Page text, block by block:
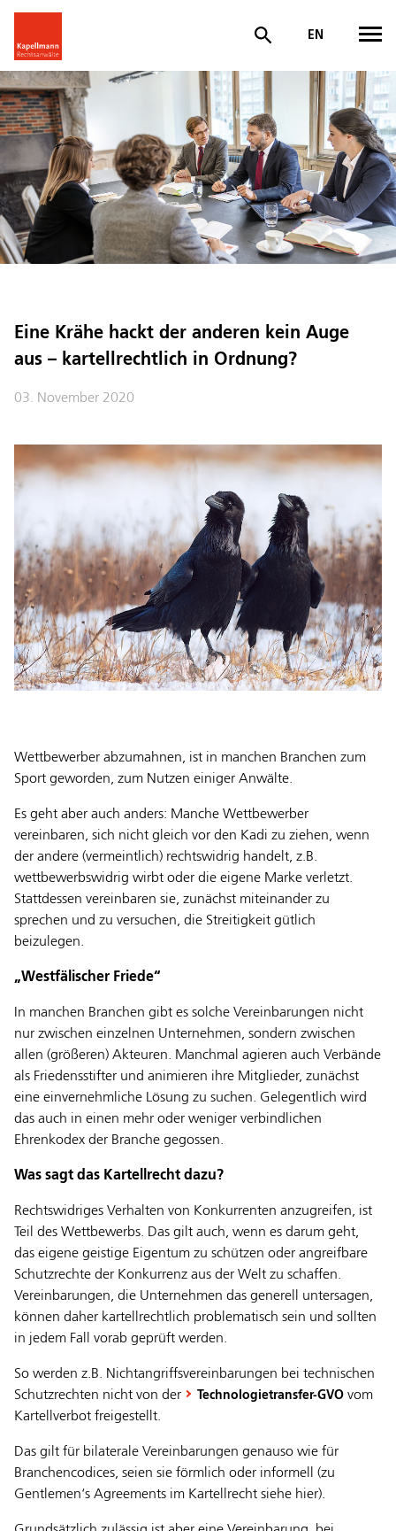
EN
Eine Krähe hackt der anderen kein Auge
aus – kartellrechtlich in Ordnung?
03. November 2020
Wettbewerber abzumahnen, ist in manchen Branchen zum
Sport geworden, zum Nutzen einiger Anwälte.
Es geht aber auch anders: Manche Wettbewerber
vereinbaren, sich nicht gleich vor den Kadi zu ziehen, wenn
der andere (vermeintlich) rechtswidrig handelt, z.B.
wettbewerbswidrig wirbt oder die eigene Marke verletzt.
Stattdessen vereinbaren sie, zunächst miteinander zu
sprechen und zu versuchen, die Streitigkeit gütlich
beizulegen.
„Westfälischer Friede“
In manchen Branchen gibt es solche Vereinbarungen nicht
nur zwischen einzelnen Unternehmen, sondern zwischen
allen (größeren) Akteuren. Manchmal agieren auch Verbände
als Friedensstifter und animieren ihre Mitglieder, zunächst
eine einvernehmliche Lösung zu suchen. Gelegentlich wird
das auch in einen mehr oder weniger verbindlichen
Ehrenkodex der Branche gegossen.
Was sagt das Kartellrecht dazu?
Rechtswidriges Verhalten von Konkurrenten anzugreifen, ist
Teil des Wettbewerbs. Das gilt auch, wenn es darum geht,
das eigene geistige Eigentum zu schützen oder angreifbare
Schutzrechte der Konkurrenz aus der Welt zu schaffen.
Vereinbarungen, die Unternehmen das generell untersagen,
können daher kartellrechtlich problematisch sein und sollten
in jedem Fall vorab geprüft werden.
So werden z.B. Nichtangriffsvereinbarungen bei technischen
Schutzrechten nicht von der
Technologietransfer-GVO vom
Kartellverbot freigestellt.
Das gilt für bilaterale Vereinbarungen genauso wie für
Branchencodices, seien sie förmlich oder informell (zu
Gentlemen‘s Agreements im Kartellrecht siehe hier).